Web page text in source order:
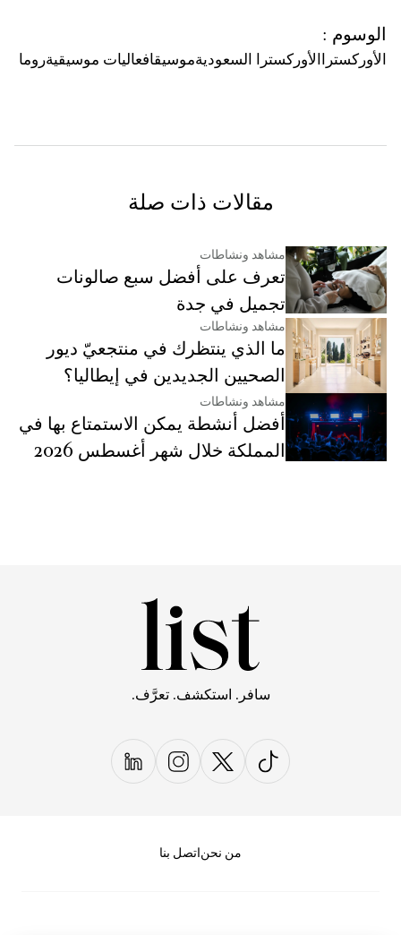
الوسوم :
الأوركسترا الأوركسترا السعوديةموسيقافعاليات موسيقيةروما
مقالات ذات صلة
مشاهد ونشاطات
تعرف على أفضل سبع صالونات
تجميل في جدة
مشاهد ونشاطات
ما الذي ينتظرك في منتجعيّ ديور
الصحيين الجديدين في إيطاليا؟
مشاهد ونشاطات
أفضل أنشطة يمكن الاستمتاع بها في
المملكة خلال شهر أغسطس 2026
سافر. استكشف. تعرَّف.
من نحن اتصل بنا